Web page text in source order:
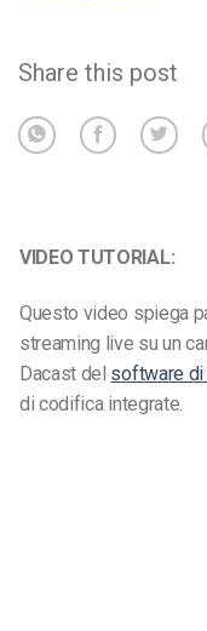
Share this post
VIDEO TUTORIAL:
Questo video spiega
streaming live su un
Dacast del software
di codifica integrate.